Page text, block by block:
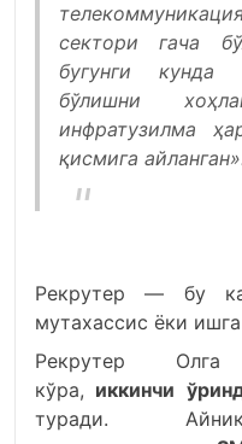
сектори гача
бугунги кунда
бўлишни
инфратузилма
қисмига
Рекрутер — бу
мутахассис ёки
Рекрутер Олга
кўра, иккинчи
туради.